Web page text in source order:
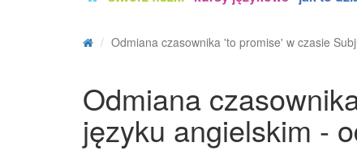
Odmiana czasownika 'to promise' w czasie
Odmiana
języku angielskim -